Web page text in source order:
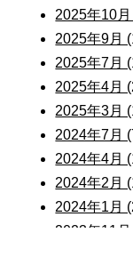
2025年10
2025年9月
2025年7月
2025年4月
2025年3月
2024年7月
2024年4月
2024年2月
2024年1月
2023年11月